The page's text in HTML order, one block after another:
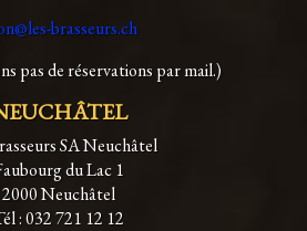
brasseurs.ch
pas de réservations par mail.)
SA Neuchâtel
du Lac 1
2000 Neuchâtel
: 032 721 12 12